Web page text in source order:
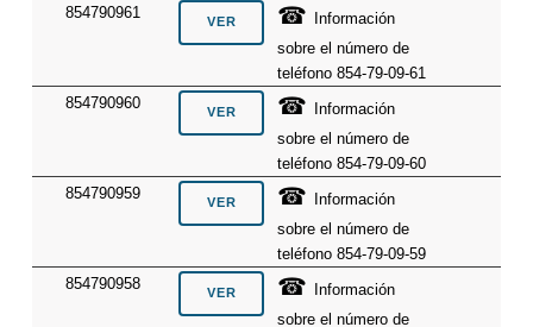
854790961
☎
Información
sobre el número de
teléfono 854-79-09-61
854790960
☎
Información
sobre el número de
teléfono 854-79-09-60
854790959
☎
Información
sobre el número de
teléfono 854-79-09-59
854790958
☎
Información
sobre el número de